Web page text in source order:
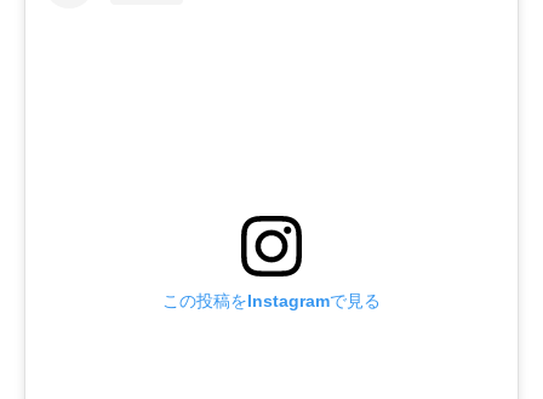
この投稿をInstagramで見る